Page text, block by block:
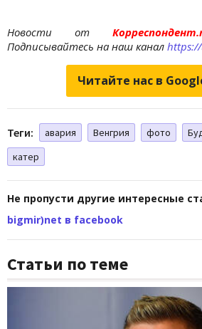
Новости от
Подписывайтесь на наш канал
Читайте нас в
Теги: авария Венгрия фото
катер
Не пропусти другие интересные
bigmir)net в facebook
Статьи по теме